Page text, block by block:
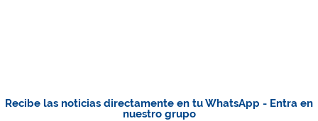
Recibe las noticias directamente en tu WhatsApp - Entra en
nuestro grupo